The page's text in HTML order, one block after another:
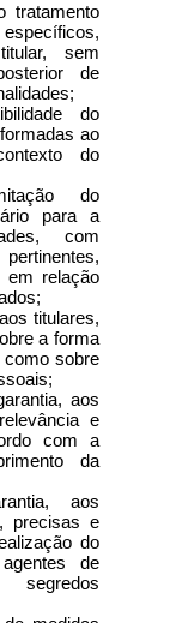
tratamento
sem
de
do
ao
do
do
para a
com
em relação
titulares,
a forma
sobre
aos
e
com a
da
aos
precisas e
do
de
segredos